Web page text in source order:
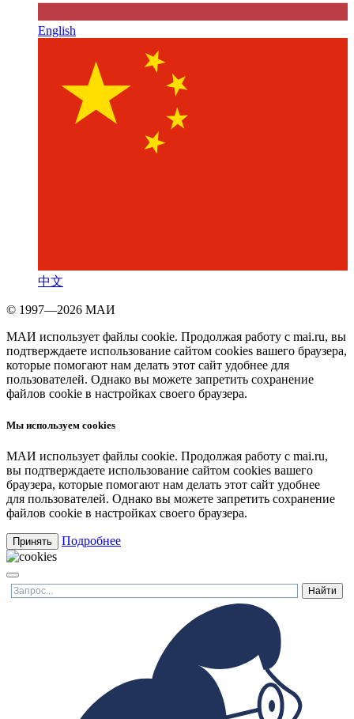
English
中文
© 1997—2026 МАИ
МАИ использует файлы cookie. Продолжая работу с mai.ru, вы
подтверждаете использование сайтом cookies вашего браузера,
которые помогают нам делать этот сайт удобнее для
пользователей. Однако вы можете запретить сохранение
файлов cookie в настройках своего браузера.
Мы используем cookies
МАИ использует файлы cookie. Продолжая работу с mai.ru,
вы подтверждаете использование сайтом cookies вашего
браузера, которые помогают нам делать этот сайт удобнее
для пользователей. Однако вы можете запретить сохранение
файлов cookie в настройках своего браузера.
Принять Подробнее